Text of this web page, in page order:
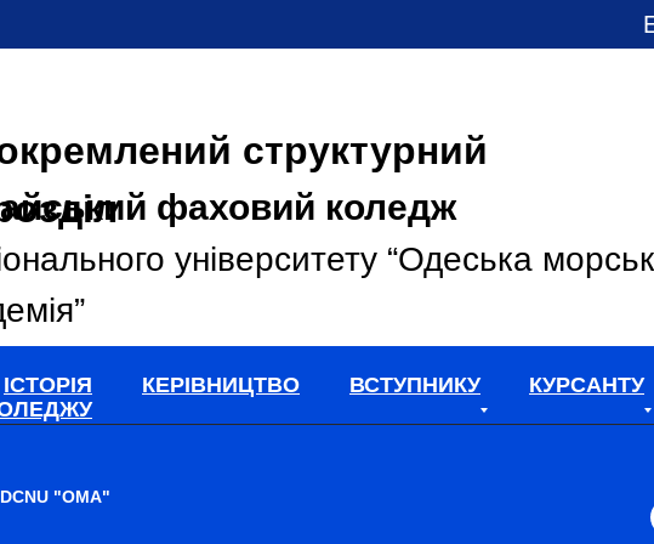
структурний
фаховий коледж
університету “Одеська
КЕРІВНИЦТВО КУРСАНТУ
ВСТУПНИКУ
ІСТОРІЯ
"OMA"